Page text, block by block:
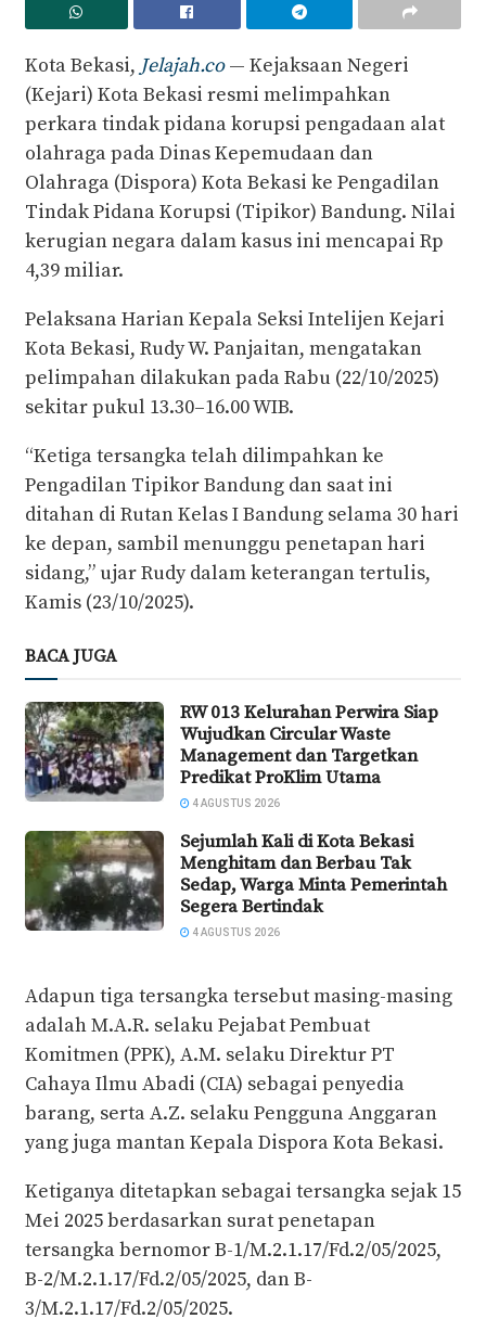
Kota Bekasi, Jelajah.co— Kejaksaan Negeri
(Kejari) Kota Bekasi resmi melimpahkan
perkara tindak pidana korupsi pengadaan alat
olahraga pada Dinas Kepemudaan dan
Olahraga (Dispora) Kota Bekasi ke Pengadilan
Tindak Pidana Korupsi (Tipikor) Bandung. Nilai
kerugian negara dalam kasus ini mencapai Rp
4,39 miliar.
Pelaksana Harian Kepala Seksi Intelijen Kejari
Kota Bekasi, Rudy W. Panjaitan, mengatakan
pelimpahan dilakukan pada Rabu (22/10/2025)
sekitar pukul 13.30–16.00 WIB.
“Ketiga tersangka telah dilimpahkan ke
Pengadilan Tipikor Bandung dan saat ini
ditahan di Rutan Kelas I Bandung selama 30 hari
ke depan, sambil menunggu penetapan hari
sidang,” ujar Rudy dalam keterangan tertulis,
Kamis (23/10/2025).
BACA JUGA
RW 013 Kelurahan Perwira Siap
Wujudkan Circular Waste
Management dan Targetkan
Predikat ProKlim Utama
4 AGUSTUS 2026
Sejumlah Kali di Kota Bekasi
Menghitam dan Berbau Tak
Sedap, Warga Minta Pemerintah
Segera Bertindak
4 AGUSTUS 2026
Adapun tiga tersangka tersebut masing-masing
adalah M.A.R. selaku Pejabat Pembuat
Komitmen (PPK), A.M. selaku Direktur PT
Cahaya Ilmu Abadi (CIA) sebagai penyedia
barang, serta A.Z. selaku Pengguna Anggaran
yang juga mantan Kepala Dispora Kota Bekasi.
Ketiganya ditetapkan sebagai tersangka sejak 15
Mei 2025 berdasarkan surat penetapan
tersangka bernomor B-1/M.2.1.17/Fd.2/05/2025,
B-2/M.2.1.17/Fd.2/05/2025, dan B-
3/M.2.1.17/Fd.2/05/2025.